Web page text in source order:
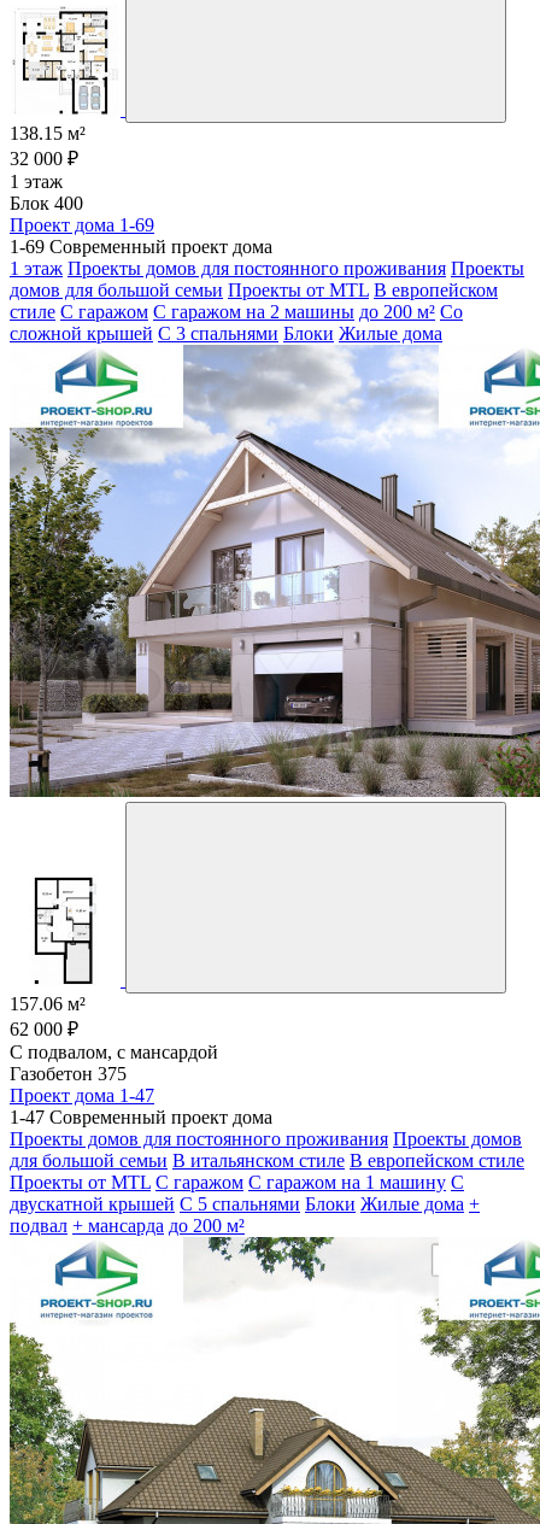
138.15 м²
32 000 ₽
1 этаж
Блок 400
Проект дома 1-69
1-69 Современный проект дома
1 этаж Проекты домов для постоянного проживания Проекты
домов для большой семьи Проекты от MTL В европейском
стиле С гаражом С гаражом на 2 машины до 200 м² Со
сложной крышей С 3 спальнями Блоки Жилые дома
157.06 м²
62 000 ₽
С подвалом, с мансардой
Газобетон 375
Проект дома 1-47
1-47 Современный проект дома
Проекты домов для постоянного проживания Проекты домов
для большой семьи В итальянском стиле В европейском стиле
Проекты от MTL С гаражом С гаражом на 1 машину С
двускатной крышей С 5 спальнями Блоки Жилые дома +
подвал + мансарда до 200 м²